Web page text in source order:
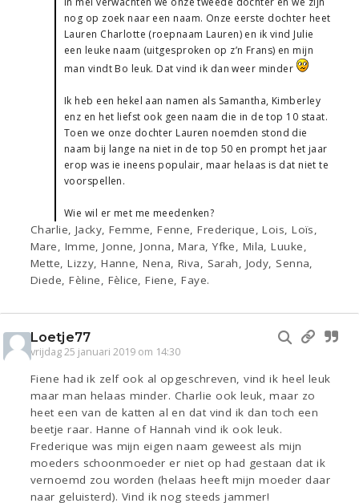
nog op zoek naar een naam. Onze eerste dochter heet
Lauren Charlotte (roepnaam Lauren) en ik vind Julie
een leuke naam (uitgesproken op z’n Frans) en mijn
man vindt Bo leuk. Dat vind ik dan weer minder
Ik heb een hekel aan namen als Samantha, Kimberley
enz en het liefst ook geen naam die in de top 10 staat.
Toen we onze dochter Lauren noemden stond die
naam bij lange na niet in de top 50 en prompt het jaar
erop was ie ineens populair, maar helaas is dat niet te
voorspellen.
Wie wil er met me meedenken?
Charlie, Jacky, Femme, Fenne, Frederique, Lois, Loïs,
Mare, Imme, Jonne, Jonna, Mara, Yfke, Mila, Luuke,
Mette, Lizzy, Hanne, Nena, Riva, Sarah, Jody, Senna,
Diede, Fèline, Fèlice, Fiene, Faye.
Loetje77
vrijdag 25 januari 2019 om 14:30
Fiene had ik zelf ook al opgeschreven, vind ik heel leuk
maar man helaas minder. Charlie ook leuk, maar zo
heet een van de katten al en dat vind ik dan toch een
beetje raar. Hanne of Hannah vind ik ook leuk.
Frederique was mijn eigen naam geweest als mijn
moeders schoonmoeder er niet op had gestaan dat ik
vernoemd zou worden (helaas heeft mijn moeder daar
naar geluisterd). Vind ik nog steeds jammer!